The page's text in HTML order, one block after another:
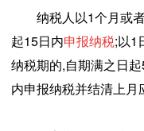
纳税人以1个月或者
起15日内申报纳税;以1
纳税期的,自期满之日
内申报纳税并结清上月